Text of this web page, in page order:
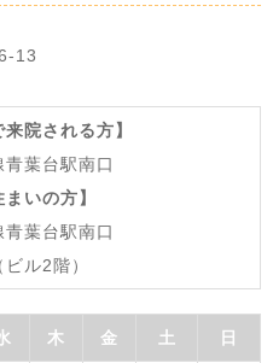
13
来院される方】
葉台駅南口
いの方】
葉台駅南口
ル2階）
木 金 土 日